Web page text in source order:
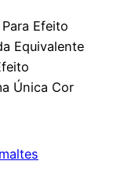
Efeito
Equivalente
Única Cor